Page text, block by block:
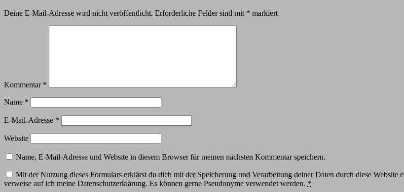
Deine E-Mail-Adresse wird nicht veröffentlicht. Erforderliche Felder sind mit * markiert
Kommentar *
Name *
E-Mail-Adresse *
Website
Name, E-Mail-Adresse und Website in diesem Browser für meinen nächsten Kommentar speichern.
Mit der Nutzung dieses Formulars erklärst du dich mit der Speicherung und Verarbeitung deiner Daten durch diese
verweise auf ich meine Datenschutzerklärung. Es können gerne Pseudonyme verwendet werden. *